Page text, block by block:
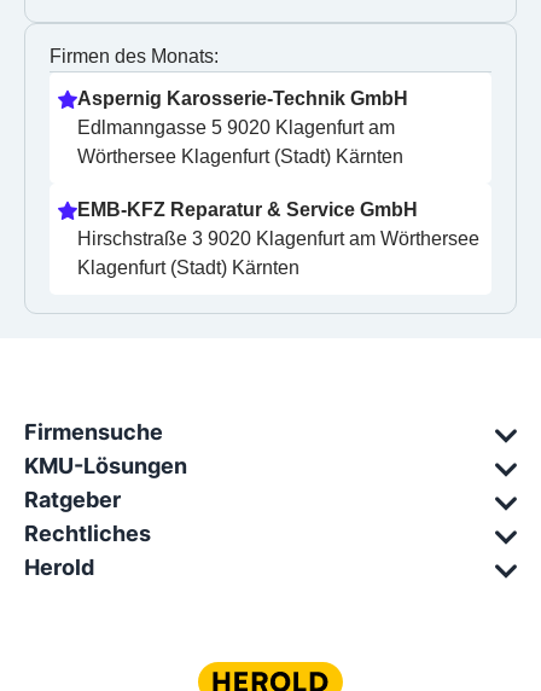
Firmen des Monats:
Aspernig Karosserie-Technik GmbH
Edlmanngasse 5 9020 Klagenfurt am
Wörthersee Klagenfurt (Stadt) Kärnten
EMB-KFZ Reparatur & Service GmbH
Hirschstraße 3 9020 Klagenfurt am Wörthersee
Klagenfurt (Stadt) Kärnten
Firmensuche
KMU-Lösungen
Ratgeber
Rechtliches
Herold